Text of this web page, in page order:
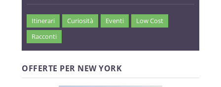
Itinerari Curiosità Eventi
Low Cost
Racconti
OFFERTE PER NEW YORK